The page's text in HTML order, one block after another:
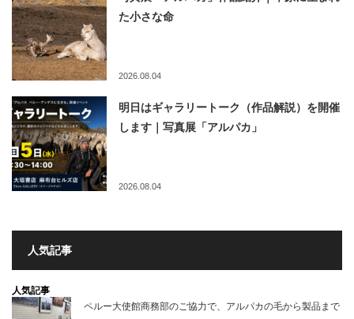
た小さな命
2026.08.04
明日はギャラリートーク（作品解説）を開催
します｜写真展「アルパカ」
2026.08.04
人気記事
人気記事
ペルー大使館商務部のご協力で、アルパカの毛から製品まで